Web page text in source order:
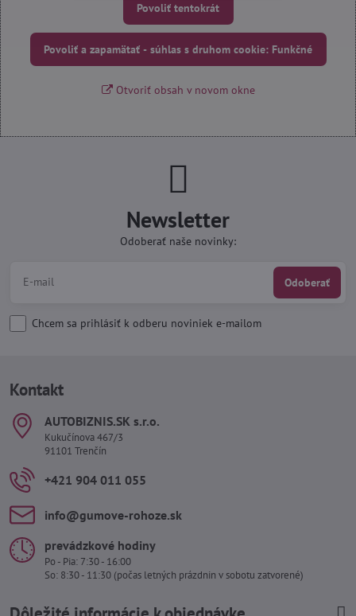
Povoliť tentokrát
Povoliť a zapamätať - súhlas s druhom cookie: Funkčné
Otvoriť obsah v novom okne
Newsletter
Odoberať naše novinky:
Odoberať
Chcem sa prihlásiť k odberu noviniek e-mailom
Kontakt
AUTOBIZNIS​.SK s​.r​.o​.
Kukučínova 467/3
91101 Trenčín
+421 904 011 055
info​@gumove-rohoze​.sk
prevádzkové hodiny
Po - Pia: 7:30 - 16:00
So: 8:30 - 11:30 (počas letných prázdnin v sobotu zatvorené)